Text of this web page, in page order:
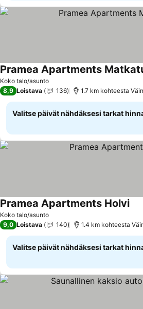
Koko talo/asunto
Pramea Apartments
8,9 Loistava 136 1.7 km kohteesta
Valitse päivät nähdäksesi tarkat
Koko talo/asunto
Pramea Apartments Holvi
9,0 Loistava 140 1.4 km kohteesta
Valitse päivät nähdäksesi tarkat